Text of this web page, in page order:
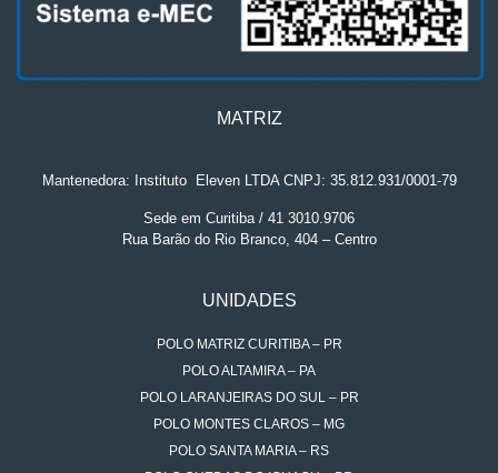
MATRIZ
Mantenedora: Instituto. Eleven LTDA CNPJ: 35.812.931/0001-79
Sede em Curitiba / 41 3010.9706
Rua Barão do Rio Branco, 404 – Centro
UNIDADES
POLO MATRIZ CURITIBA – PR
POLO ALTAMIRA – PA
POLO LARANJEIRAS DO SUL – PR
POLO MONTES CLAROS – MG
POLO SANTA MARIA – RS